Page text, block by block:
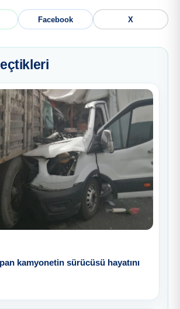
Facebook X
kamyonetin sürücüsü hayatını